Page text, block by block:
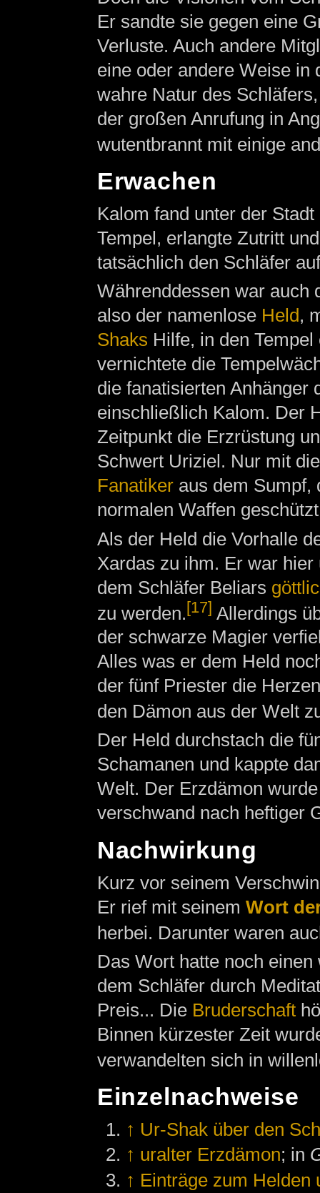
Er sandte sie gegen eine
Verluste. Auch andere
eine oder andere Weise in
wahre Natur des
der großen Anrufung in
wutentbrannt mit einige
Erwachen
Kalom fand unter der
Tempel, erlangte Zutritt
tatsächlich den Schläfer
Währenddessen war auch
also der namenlose Held,
Shaks Hilfe, in den
vernichtete die
die fanatisierten Anhänger
einschließlich Kalom. Der
Zeitpunkt die Erzrüstung
Schwert Uriziel. Nur mit
Fanatikeraus dem Sumpf,
normalen Waffen
Als der Held die Vorhalle
Xardas zu ihm. Er war
dem Schläfer Beliars
zu werden.[17] Allerdings
der schwarze Magier
Alles was er dem Held
der fünf Priester die
den Dämon aus der Welt
Der Held durchstach die
Schamanen und kappte
Welt. Der Erzdämon
verschwand nach heftiger
Nachwirkung
Kurz vor seinem
Er rief mit seinem Wort
herbei. Darunter waren
Das Wort hatte noch
dem Schläfer durch
Preis... Die Bruderschaft
Binnen kürzester Zeit
verwandelten sich in
Einzelnachweise
↑ Ur-Shak über den
↑ uralter Erzdämon; in
↑ Einträge zum Helden